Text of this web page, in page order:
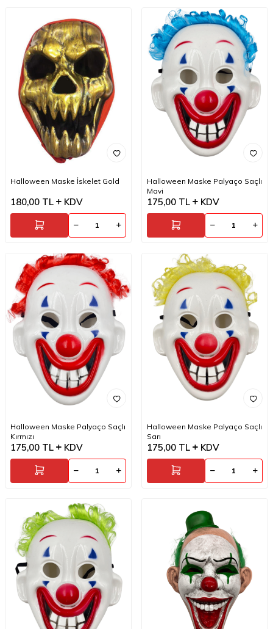
Halloween Maske İskelet Gold
180,00 TL KDV
Halloween Maske Palyaço Saçlı
Mavi
175,00 TL KDV
Halloween Maske Palyaço Saçlı
Kırmızı
175,00 TL KDV
Halloween Maske Palyaço Saçlı
Sarı
175,00 TL KDV